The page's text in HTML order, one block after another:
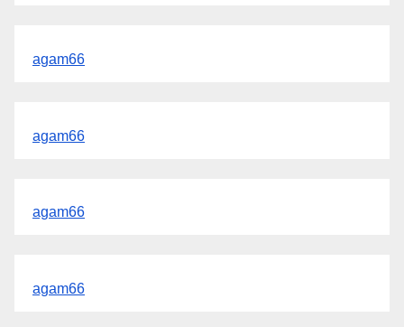
agam66
agam66
agam66
agam66